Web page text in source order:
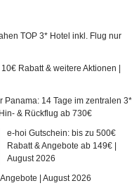
TOP 3* Hotel inkl. Flug nur
Rabatt & weitere Aktionen |
Panama: 14 Tage im zentralen 3*
& Rückflug ab 730€
e-hoi Gutschein: bis zu 500€
Rabatt & Angebote ab 149€ |
August 2026
| August 2026